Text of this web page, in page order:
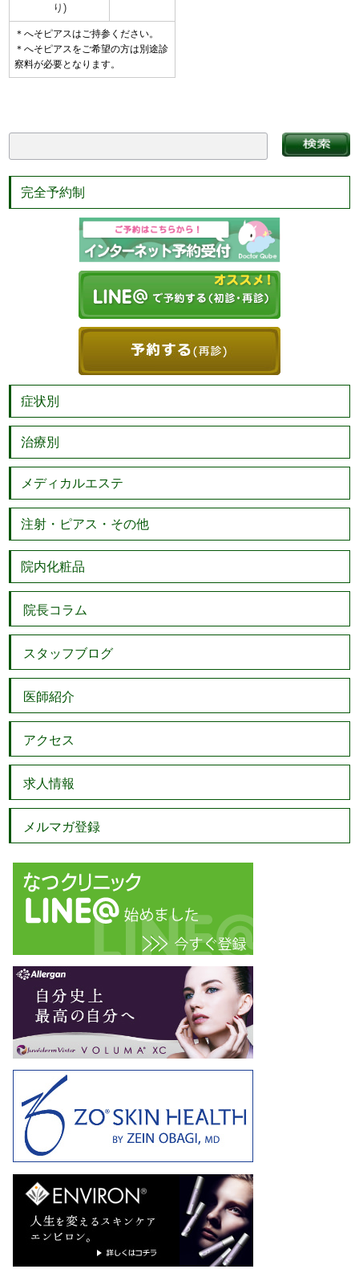
り)
＊へそピアスはご持参ください。
＊へそピアスをご希望の方は別途診
察料が必要となります。
完全予約制
症状別
治療別
メディカルエステ
注射・ピアス・その他
院内化粧品
院長コラム
スタッフブログ
医師紹介
アクセス
求人情報
メルマガ登録